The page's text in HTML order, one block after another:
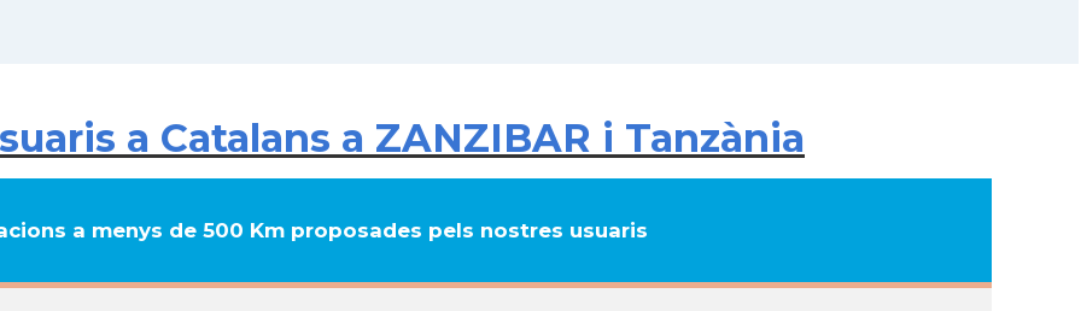
a Catalans a ZANZIBAR i Tanzània
a menys de 500 Km proposades pels nostres usuaris